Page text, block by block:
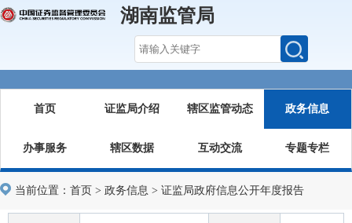
湖南监管局
首页 证监局介绍 辖区监管动态 政务信息
办事服务 辖区数据 互动交流 专题专栏
当前位置： 首页 > 政务信息 > 证监局政府信息公开年度报告